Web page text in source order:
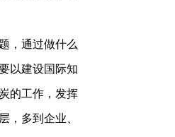
，通过做什么
以建设国际知
的工作，发挥
，多到企业、